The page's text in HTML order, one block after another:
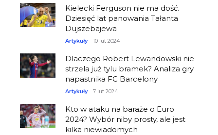
Kielecki Ferguson nie ma dość.
Dziesięć lat panowania Tałanta
Dujszebajewa
Artykuły 10 lut 2024
Dlaczego Robert Lewandowski nie
strzela już tylu bramek? Analiza gry
napastnika FC Barcelony
Artykuły 7 lut 2024
Kto w ataku na baraże o Euro
2024? Wybór niby prosty, ale jest
kilka niewiadomych